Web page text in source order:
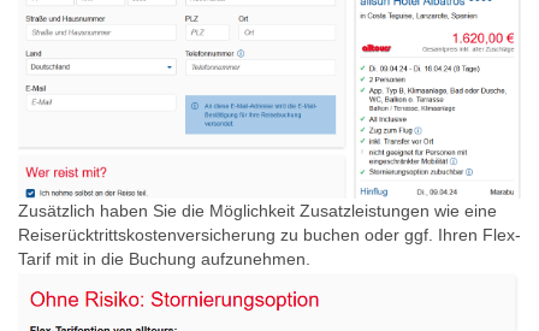
Zusätzlich haben Sie die Möglichkeit Zusatzleistungen wie eine
Reiserücktrittskostenversicherung zu buchen oder ggf. Ihren Flex-
Tarif mit in die Buchung aufzunehmen.